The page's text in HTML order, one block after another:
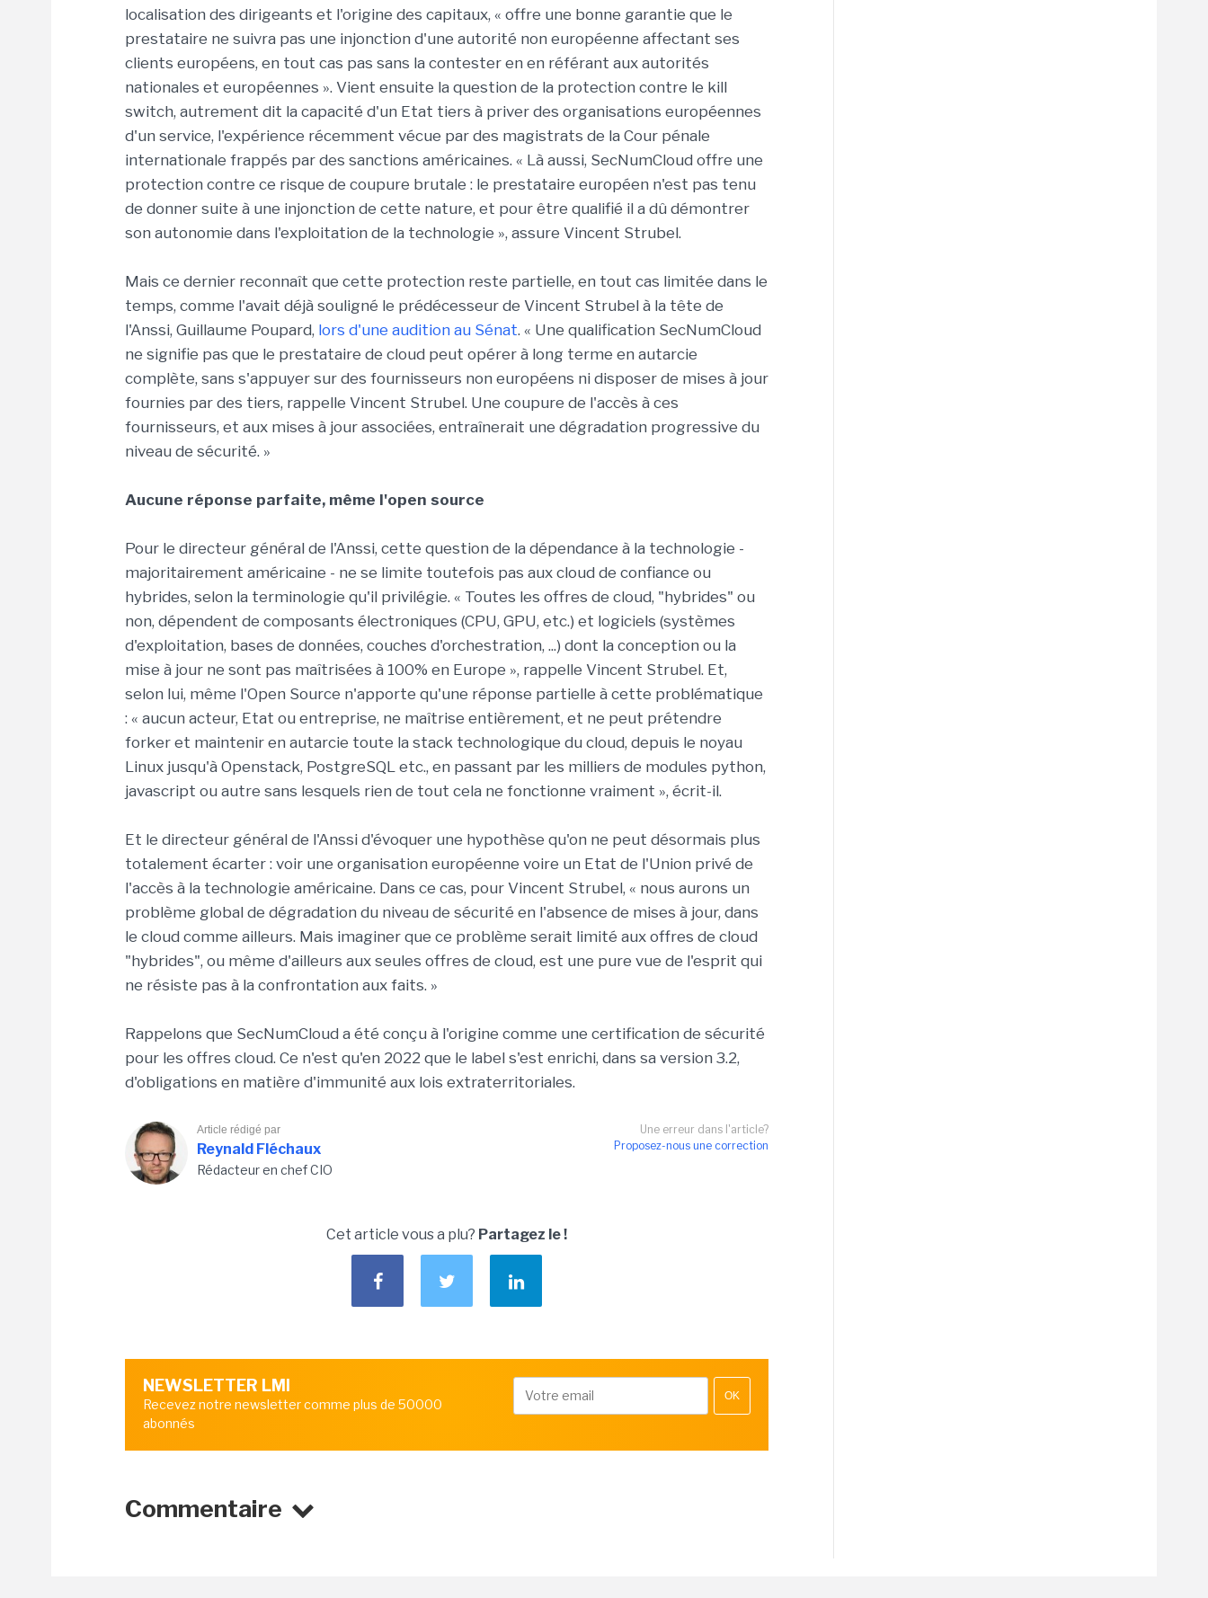
localisation des dirigeants et l'origine des capitaux, « offre une bonne garantie que le
prestataire ne suivra pas une injonction d'une autorité non européenne affectant ses
clients européens, en tout cas pas sans la contester en en référant aux autorités
nationales et européennes ». Vient ensuite la question de la protection contre le kill
switch, autrement dit la capacité d'un Etat tiers à priver des organisations européennes
d'un service, l'expérience récemment vécue par des magistrats de la Cour pénale
internationale frappés par des sanctions américaines. « Là aussi, SecNumCloud offre une
protection contre ce risque de coupure brutale : le prestataire européen n'est pas tenu
de donner suite à une injonction de cette nature, et pour être qualifié il a dû démontrer
son autonomie dans l'exploitation de la technologie », assure Vincent Strubel.
Mais ce dernier reconnaît que cette protection reste partielle, en tout cas limitée dans le
temps, comme l'avait déjà souligné le prédécesseur de Vincent Strubel à la tête de
l'Anssi, Guillaume Poupard, lors d'une audition au Sénat. « Une qualification SecNumCloud
ne signifie pas que le prestataire de cloud peut opérer à long terme en autarcie
complète, sans s'appuyer sur des fournisseurs non européens ni disposer de mises à jour
fournies par des tiers, rappelle Vincent Strubel. Une coupure de l'accès à ces
fournisseurs, et aux mises à jour associées, entraînerait une dégradation progressive du
niveau de sécurité. »
Aucune réponse parfaite, même l'open source
Pour le directeur général de l'Anssi, cette question de la dépendance à la technologie -
majoritairement américaine - ne se limite toutefois pas aux cloud de confiance ou
hybrides, selon la terminologie qu'il privilégie. « Toutes les offres de cloud, "hybrides" ou
non, dépendent de composants électroniques (CPU, GPU, etc.) et logiciels (systèmes
d'exploitation, bases de données, couches d'orchestration, ...) dont la conception ou la
mise à jour ne sont pas maîtrisées à 100% en Europe », rappelle Vincent Strubel. Et,
selon lui, même l'Open Source n'apporte qu'une réponse partielle à cette problématique
: « aucun acteur, Etat ou entreprise, ne maîtrise entièrement, et ne peut prétendre
forker et maintenir en autarcie toute la stack technologique du cloud, depuis le noyau
Linux jusqu'à Openstack, PostgreSQL etc., en passant par les milliers de modules python,
javascript ou autre sans lesquels rien de tout cela ne fonctionne vraiment », écrit-il.
Et le directeur général de l'Anssi d'évoquer une hypothèse qu'on ne peut désormais plus
totalement écarter : voir une organisation européenne voire un Etat de l'Union privé de
l'accès à la technologie américaine. Dans ce cas, pour Vincent Strubel, « nous aurons un
problème global de dégradation du niveau de sécurité en l'absence de mises à jour, dans
le cloud comme ailleurs. Mais imaginer que ce problème serait limité aux offres de cloud
"hybrides", ou même d'ailleurs aux seules offres de cloud, est une pure vue de l'esprit qui
ne résiste pas à la confrontation aux faits. »
Rappelons que SecNumCloud a été conçu à l'origine comme une certification de sécurité
pour les offres cloud. Ce n'est qu'en 2022 que le label s'est enrichi, dans sa version 3.2,
d'obligations en matière d'immunité aux lois extraterritoriales.
Une erreur dans l'article?
Proposez-nous une correction
Article rédigé par
Reynald Fléchaux
Rédacteur en chef CIO
Cet article vous a plu? Partagez le !
NEWSLETTER LMI
Recevez notre newsletter comme plus de 50000
abonnés
OK
Commentaire